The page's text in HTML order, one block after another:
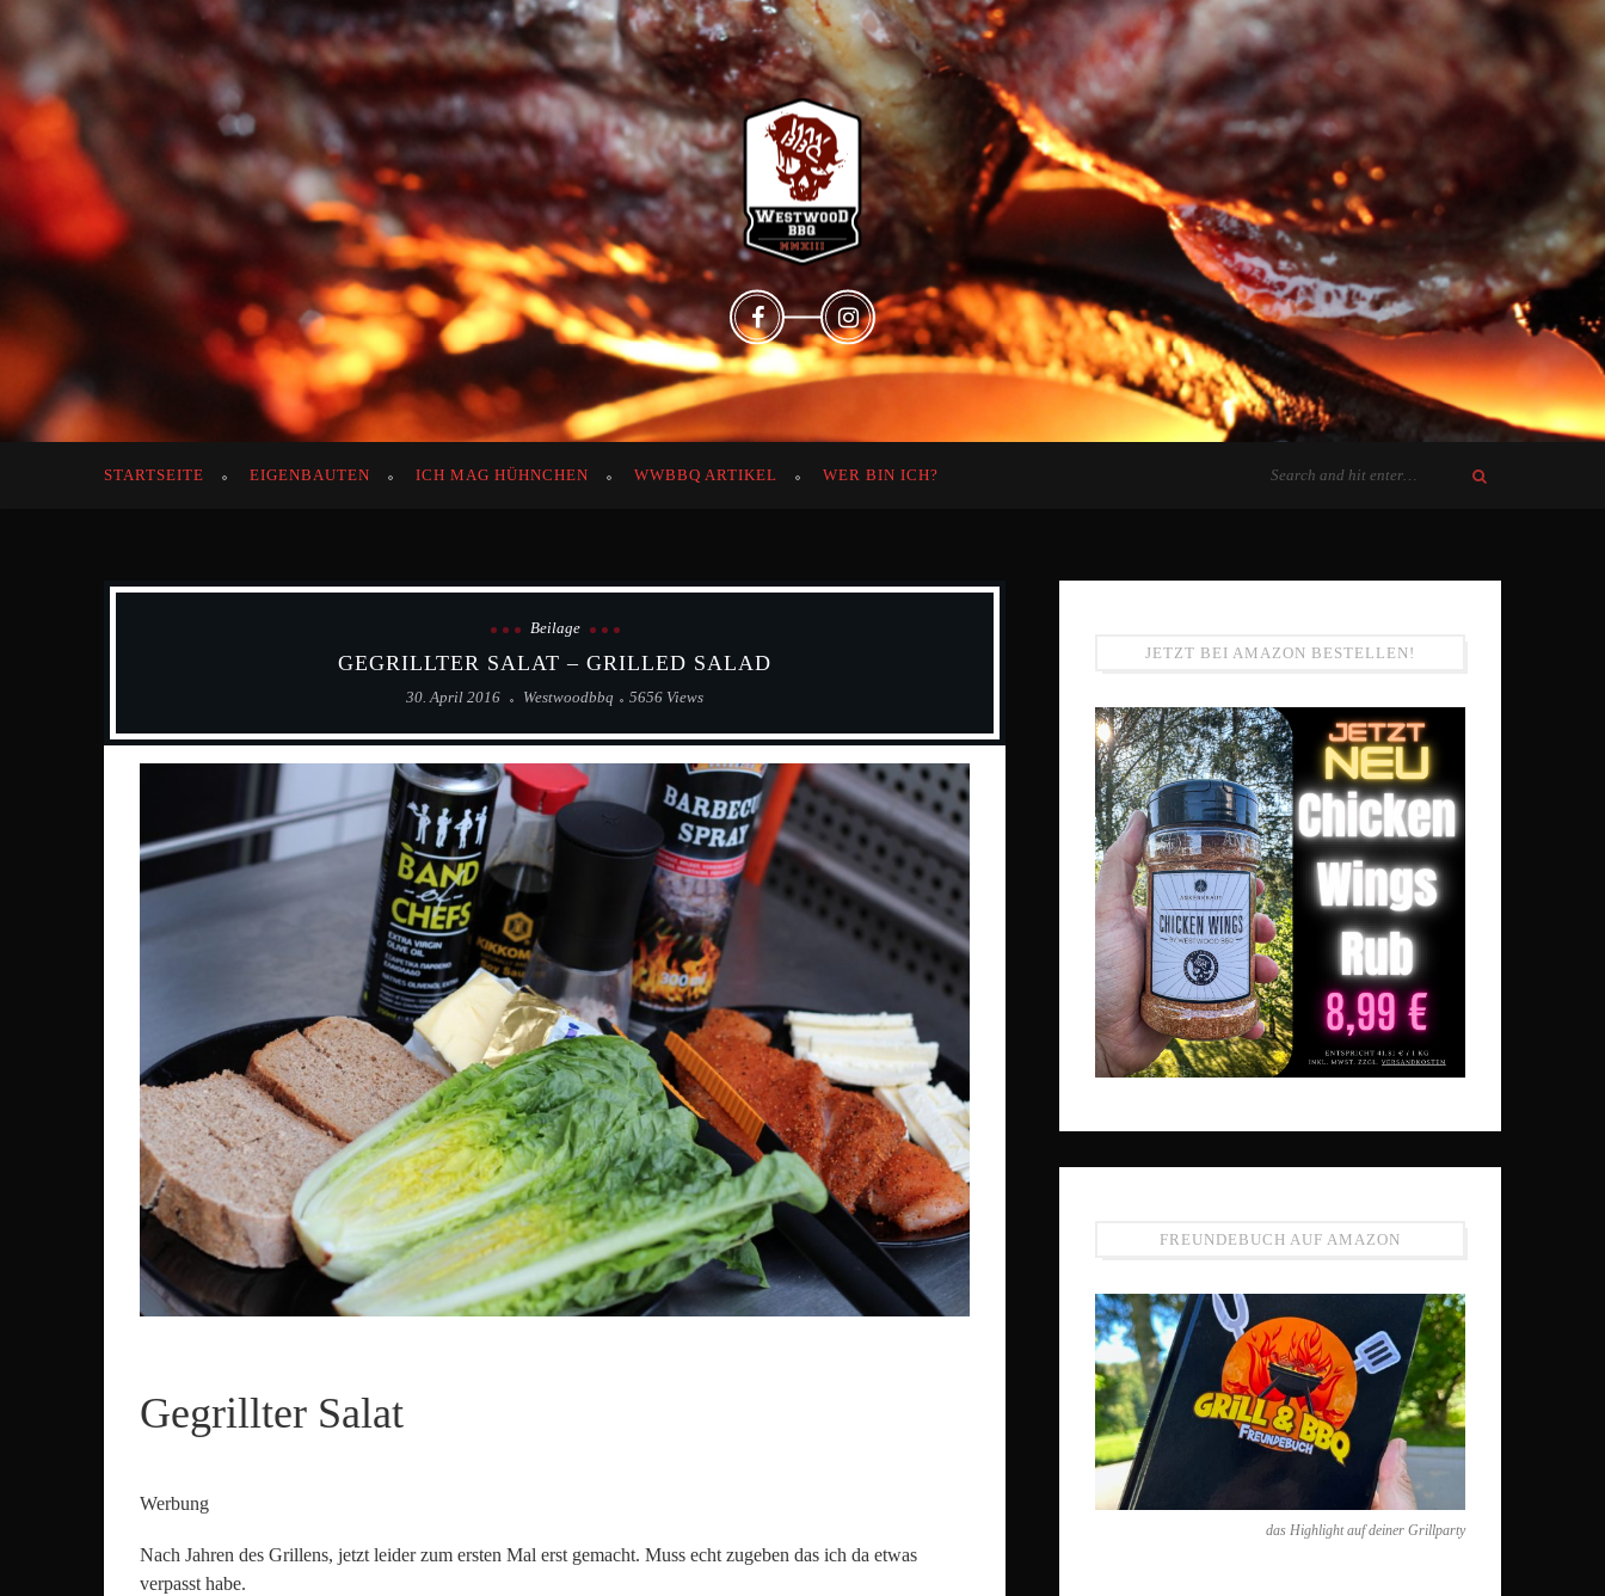
STARTSEITE EIGENBAUTEN ICH MAG HÜHNCHEN WWBBQ ARTIKEL WER BIN ICH?
Beilage
GEGRILLTER SALAT – GRILLED SALAD
30. April 2016 Westwoodbbq 5656 Views
Gegrillter Salat
Werbung
Nach Jahren des Grillens, jetzt leider zum ersten Mal erst gemacht. Muss echt zugeben das ich da etwas
verpasst habe.
JETZT BEI AMAZON BESTELLEN!
FREUNDEBUCH AUF AMAZON
das Highlight auf deiner Grillparty